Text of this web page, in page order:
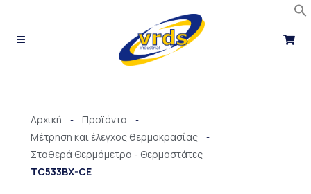
περιεχόμενο
Αρχική - Προϊόντα -
Μέτρηση και έλεγχος θερμοκρασίας -
Σταθερά Θερμόμετρα - Θερμοστάτες -
TC533BX-CE